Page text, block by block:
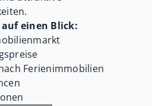
einen Blick:
Ferienimmobilien